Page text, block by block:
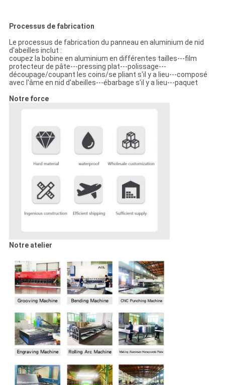
Processus de fabrication
Le processus de fabrication du panneau en aluminium de nid
d'abeilles inclut :
coupez la bobine en aluminium en différentes tailles---film
protecteur de pâte---pressing plat---polissage---
découpage/coupant les coins/se pliant s'il y a lieu---composé
avec l'âme en nid d'abeilles---ébarbage s'il y a lieu---paquet
Notre force
Notre atelier